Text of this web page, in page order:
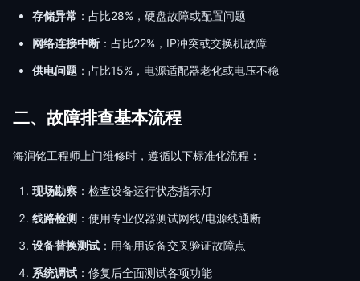
存储异常 ：占比28%，硬盘故障或配置问题
网络连接中断 ：占比22%，IP冲突或交换机故障
供电问题 ：占比15%，电源适配器老化或电压不稳
二、故障排查基本流程
海润铭工程师上门维修时，遵循以下标准化流程：
现场勘察 ：检查设备运行状态指示灯
线路检测 ：使用专业仪器测试网线/电源线通断
设备替换测试 ：用备用设备交叉验证故障点
系统调试 ：修复后全面测试各项功能